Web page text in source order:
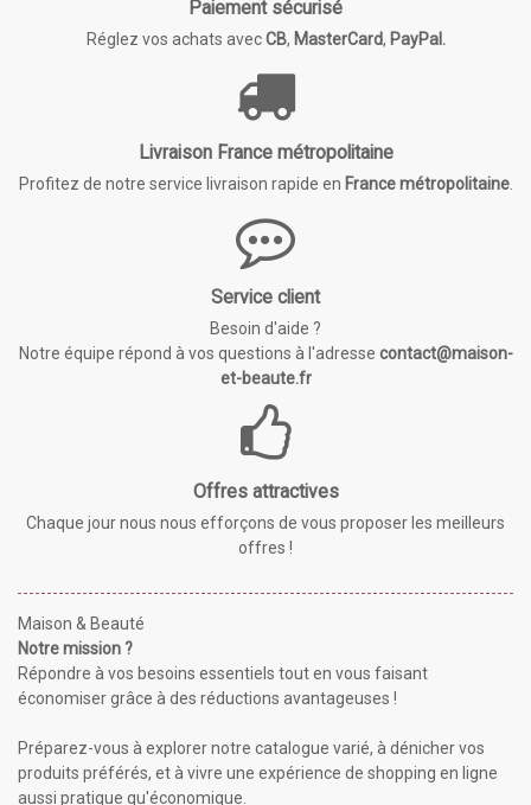
Paiement sécurisé
Réglez vos achats avecCB, MasterCard, PayPal.
Livraison France métropolitaine
Profitez de notre service livraison rapide en France métropolitaine.
Service client
Besoin d'aide ?
Notre équipe répond à vos questions à l'adresse contact@maison-
et-beaute.fr
Offres attractives
Chaque jour nous nous efforçons de vous proposer les meilleurs
offres !
Maison & Beauté
Notre mission ?
Répondre à vos besoins essentiels tout en vous faisant
économiser grâce à des réductions avantageuses !
Préparez-vous à explorer notre catalogue varié, à dénicher vos
produits préférés, et à vivre une expérience de shopping en ligne
aussi pratique qu'économique.